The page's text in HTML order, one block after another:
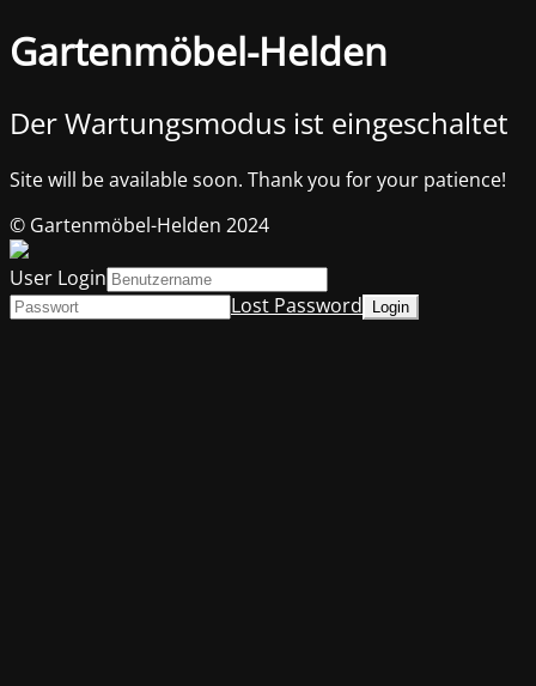
Gartenmöbel-Helden
Der Wartungsmodus ist eingeschaltet
Site will be available soon. Thank you for your patience!
© Gartenmöbel-Helden 2024
User Login
Lost Password